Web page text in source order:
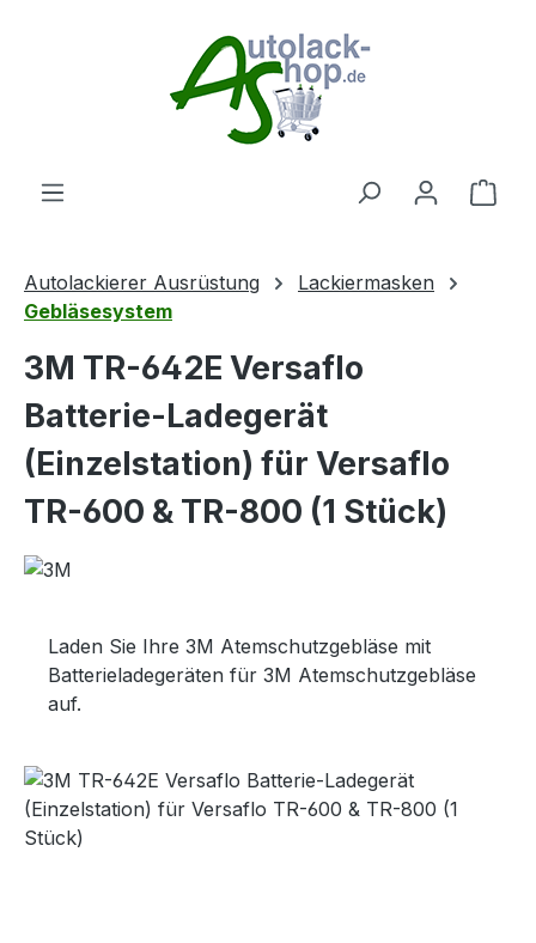
Autolackierer Ausrüstung
Lackiermasken
Gebläsesystem
3M TR-642E Versaflo
Batterie-Ladegerät
(Einzelstation) für Versaflo
TR-600 & TR-800 (1 Stück)
Laden Sie Ihre 3M Atemschutzgebläse mit
Batterieladegeräten für 3M Atemschutzgebläse
auf.
Bildergalerie überspringen